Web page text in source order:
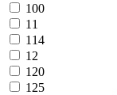
100
11
114
12
120
125